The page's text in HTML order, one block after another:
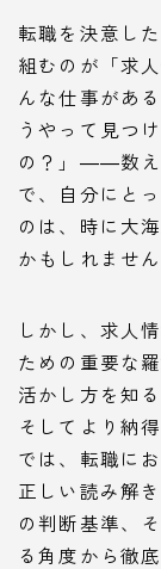
転職を決意し
組むのが「求
んな仕事があ
うやって見つ
の？」――数え
で、自分にと
のは、時に大
かもしれません
しかし、求人
ための重要な
活かし方を知
そしてより納
では、転職に
正しい読み解
の判断基準、
る角度から徹